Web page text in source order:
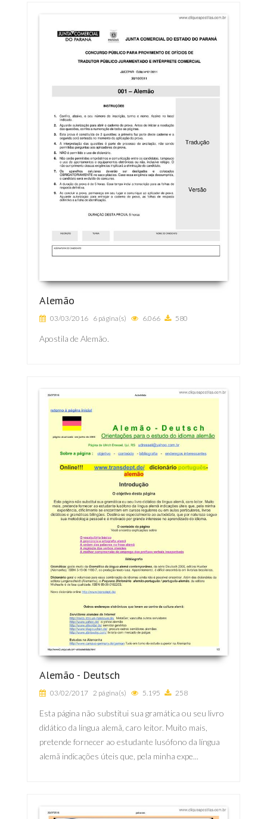
Alemão
03/03/2016 6 página(s) 6.066 580
Apostila de Alemão.
Alemão ­- Deutsch
03/02/2017 2 página(s) 5.195 258
Esta página não substitui sua gramática ou seu livro
didático da língua alemã, caro leitor. Muito mais,
pretende fornecer ao estudante lusófono da língua
alemã indicações úteis que, pela minha expe...